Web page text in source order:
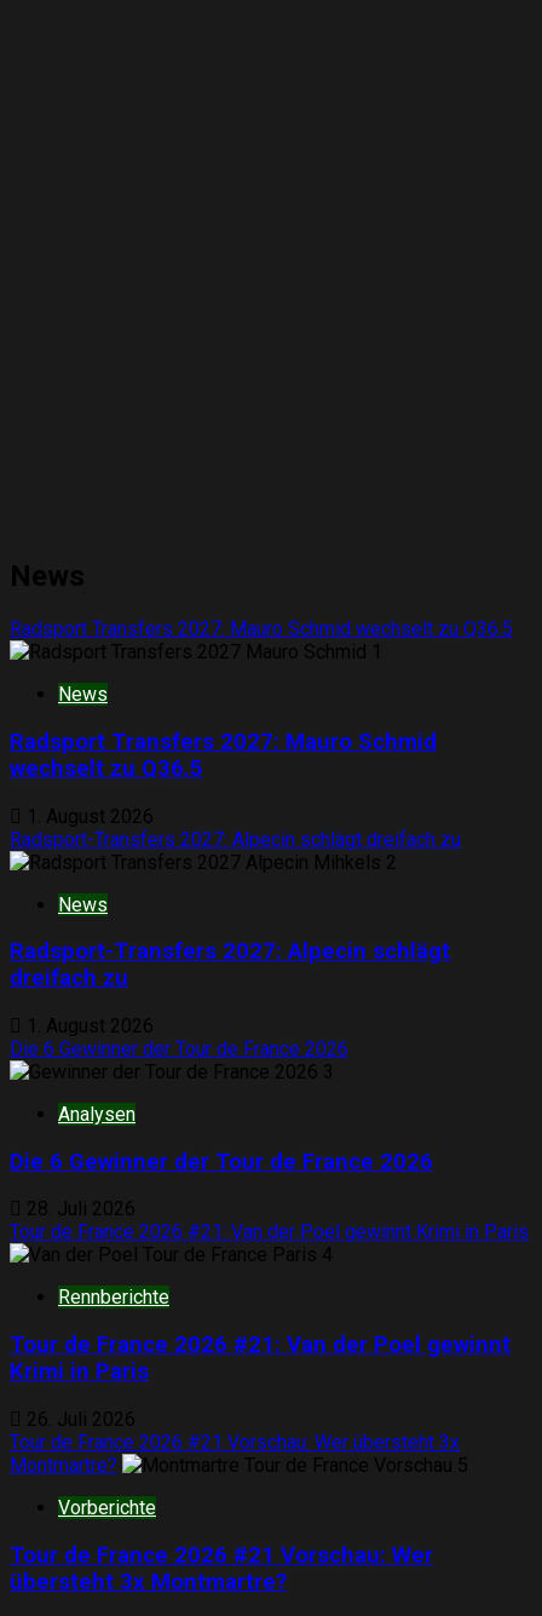
News
Radsport Transfers 2027: Mauro Schmid wechselt zu Q36.5
1
News
Radsport Transfers 2027: Mauro Schmid
wechselt zu Q36.5
1. August 2026
Radsport-Transfers 2027: Alpecin schlägt dreifach zu
2
News
Radsport-Transfers 2027: Alpecin schlägt
dreifach zu
1. August 2026
Die 6 Gewinner der Tour de France 2026
3
Analysen
Die 6 Gewinner der Tour de France 2026
28. Juli 2026
Tour de France 2026 #21: Van der Poel gewinnt Krimi in Paris
4
Rennberichte
Tour de France 2026 #21: Van der Poel gewinnt
Krimi in Paris
26. Juli 2026
Tour de France 2026 #21 Vorschau: Wer übersteht 3x
Montmartre?
5
Vorberichte
Tour de France 2026 #21 Vorschau: Wer
übersteht 3x Montmartre?